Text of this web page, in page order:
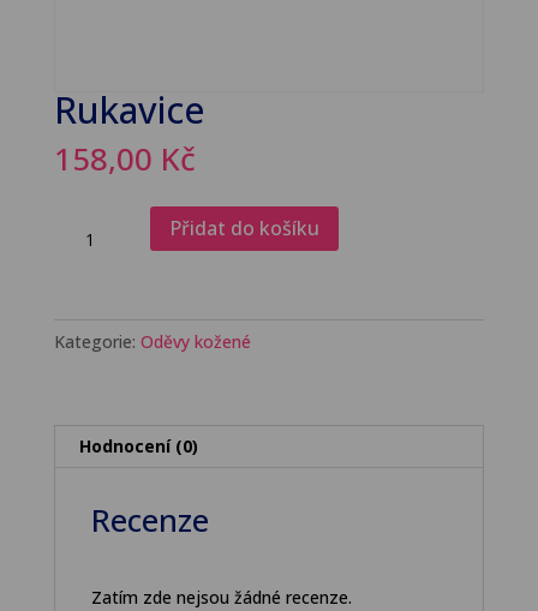
Rukavice
158,00 Kč
množství
Přidat do košíku
Kategorie: Oděvy kožené
Hodnocení (0)
Recenze
Zatím zde nejsou žádné recenze.